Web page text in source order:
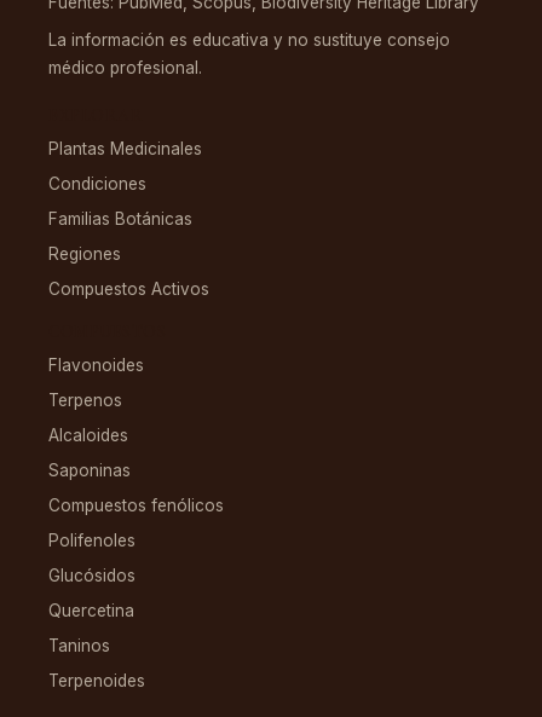
La información es educativa y no sustituye consejo
médico profesional.
Plantas Medicinales
Condiciones
Familias Botánicas
Regiones
Compuestos Activos
Flavonoides
Terpenos
Alcaloides
Saponinas
Compuestos fenólicos
Polifenoles
Glucósidos
Quercetina
Taninos
Terpenoides